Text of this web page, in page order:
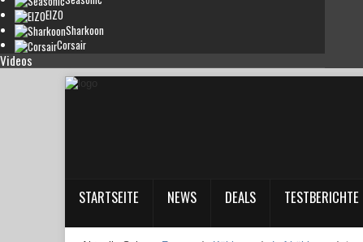
EIZO
Sharkoon
Corsair
Videos
STARTSEITE NEWS DEALS TESTBERICHTE